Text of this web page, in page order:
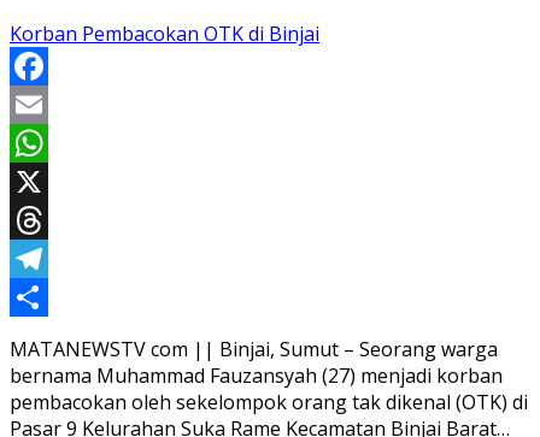
Korban Pembacokan OTK di Binjai
Facebook
Email
WhatsApp
X
Threads
Telegram
Share
MATANEWSTV com || Binjai, Sumut – Seorang warga
bernama Muhammad Fauzansyah (27) menjadi korban
pembacokan oleh sekelompok orang tak dikenal (OTK) di
Pasar 9 Kelurahan Suka Rame Kecamatan Binjai Barat…